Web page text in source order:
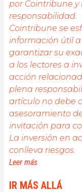
por Cointribune
responsabilidad.
Cointribune se
información útil a
garantizar su
a los lectores a
acción
plena
artículo no debe
asesoramiento
invitación para
La inversión en
conlleva riesgos.
Leer más
IR MÁS ALLÁ